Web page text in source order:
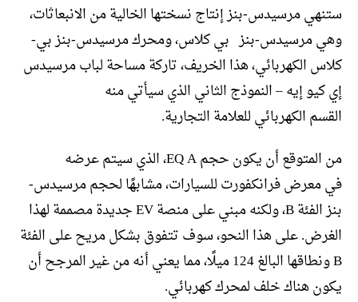
ستنهي مرسيدس-بنز إنتاج نسختها الخالية من الانبعاثات،
وهي مرسيدس-بنز بي كلاس، ومحرك مرسيدس-بنز بي-
كلاس الكهربائي، هذا الخريف، تاركة مساحة لباب مرسيدس
إي كيو إيه – النموذج الثاني الذي سيأتي منه
القسم الكهربائي للعلامة التجارية.
من المتوقع أن يكون حجم EQ A، الذي سيتم عرضه
في معرض فرانكفورت للسيارات، مشابهًا لحجم مرسيدس-
بنز الفئة B، ولكنه مبني على منصة EV جديدة مصممة لهذا
الغرض. على هذا النحو، سوف تتفوق بشكل مريح على الفئة
B ونطاقها البالغ 124 ميلًا، مما يعني أنه من غير المرجح أن
يكون هناك خلف لمحرك كهربائي.